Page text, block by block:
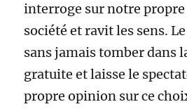
interroge sur notre
société et ravit les sens.
sans jamais tomber dans
gratuite et laisse le
propre opinion sur ce